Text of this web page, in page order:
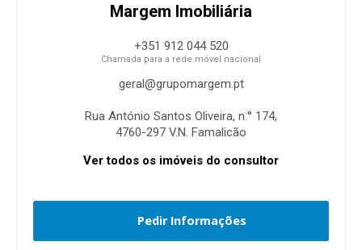
Margem Imobiliária
+351 912 044 520
Chamada para a rede móvel nacional
geral@grupomargem.pt
Rua António Santos Oliveira, n.° 174,
4760-297 V.N. Famalicão
Ver todos os imóveis do consultor
Pedir Informações